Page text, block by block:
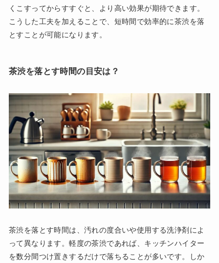
くこすってからすすぐと、より高い効果が期待できます。
こうした工夫を加えることで、短時間で効率的に茶渋を落
とすことが可能になります。
茶渋を落とす時間の目安は？
茶渋を落とす時間は、汚れの度合いや使用する洗浄剤によ
って異なります。軽度の茶渋であれば、キッチンハイター
を数分間つけ置きするだけで落ちることが多いです。しか